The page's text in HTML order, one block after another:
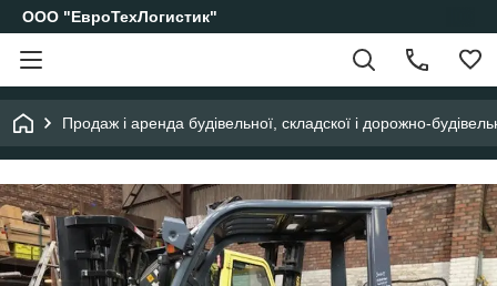
ООО "ЕвроТехЛогистик"
Продаж і аренда будівельної, складскої і дорожно-